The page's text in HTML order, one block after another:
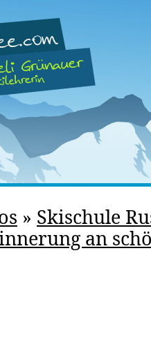
» Skischule
an